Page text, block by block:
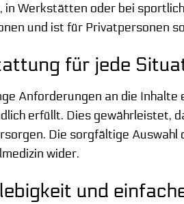
in Werkstätten oder bei
und ist für Privatpersonen
für jede
Anforderungen an die
erfüllt. Dies gewährleistet,
Die sorgfältige
wider.
und